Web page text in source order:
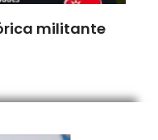
militante